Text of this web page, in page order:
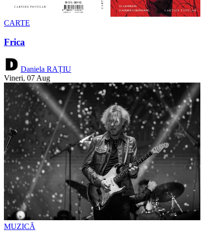
CARTE
Frica
Daniela RAȚIU
Vineri, 07 Aug
MUZICĂ